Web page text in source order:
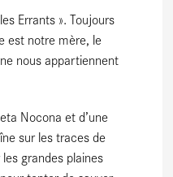
Errants ». Toujours
est notre mère, le
nous appartiennent
Nocona et d’une
sur les traces de
grandes plaines